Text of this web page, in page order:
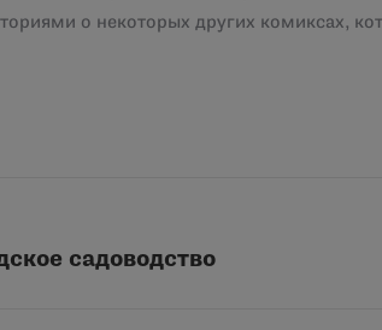
о некоторых других комиксах,
садоводство